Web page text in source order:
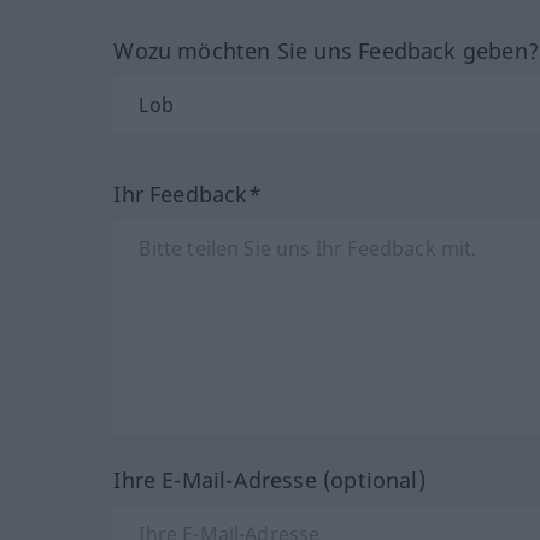
Wozu möchten Sie uns Feedback
Ihr Feedback*
Ihre E-Mail-Adresse (optional)